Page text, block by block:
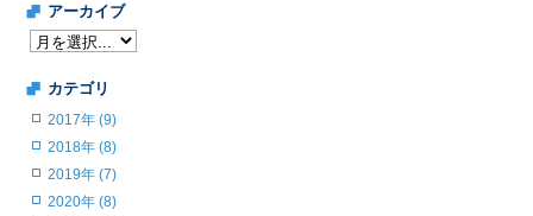
アーカイブ
カテゴリ
2017年 (9)
2018年 (8)
2019年 (7)
2020年 (8)